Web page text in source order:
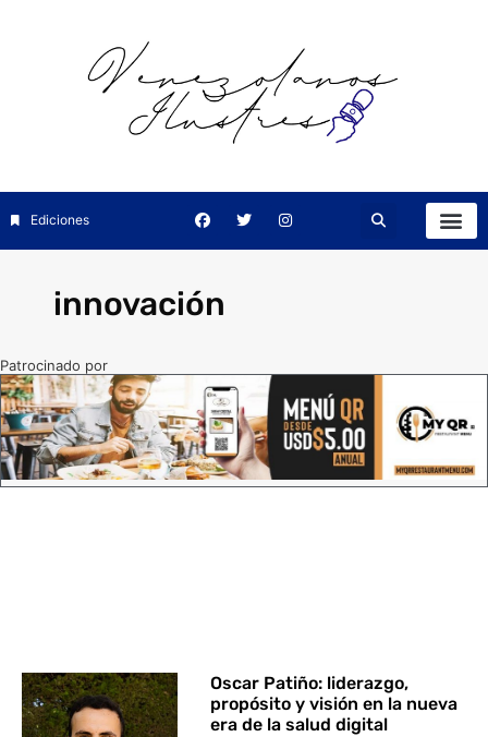
Ediciones
innovación
Patrocinado por
Oscar Patiño: liderazgo,
propósito y visión en la nueva
era de la salud digital